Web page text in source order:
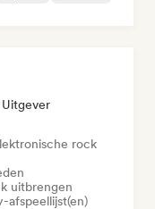
rock
uitbrengen
afspeellijst(en)